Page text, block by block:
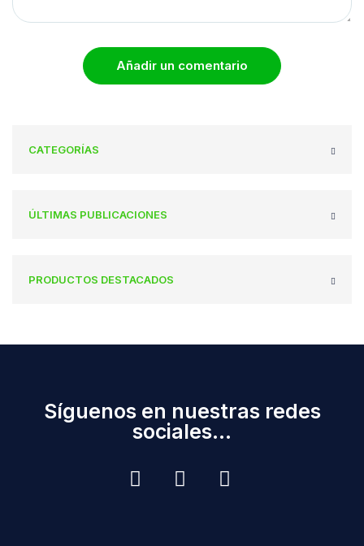
Añadir un comentario
CATEGORÍAS
ÚLTIMAS PUBLICACIONES
PRODUCTOS DESTACADOS
Síguenos en nuestras redes
sociales...